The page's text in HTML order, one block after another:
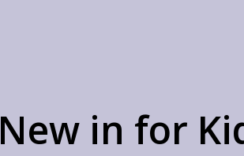
New in for